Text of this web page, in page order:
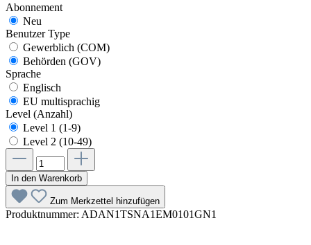
Abonnement
Neu
Benutzer Type
Gewerblich (COM)
Behörden (GOV)
Sprache
Englisch
EU multisprachig
Level (Anzahl)
Level 1 (1-9)
Level 2 (10-49)
In den Warenkorb
Zum Merkzettel hinzufügen
Produktnummer: ADAN1TSNA1EM0101GN1